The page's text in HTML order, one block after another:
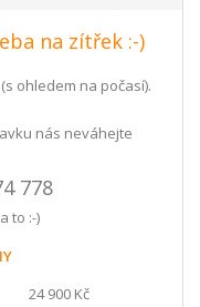
na zítřek :-)
ohledem na počasí).
nás neváhejte
778
to :-)
24 900 Kč